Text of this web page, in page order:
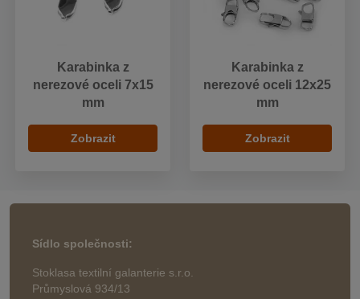
Karabinka z
nerezové oceli 7x15
mm
Zobrazit
Karabinka z
nerezové oceli 12x25
mm
Zobrazit
Sídlo společnosti:
Stoklasa textilní galanterie s.r.o.
Průmyslová 934/13